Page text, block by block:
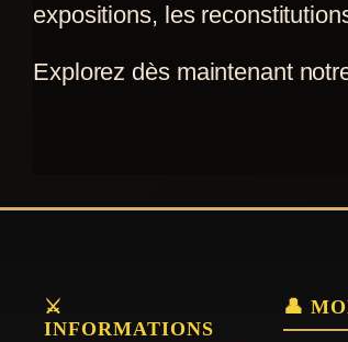
expositions, les
Explorez dès maintenant
⚔️
INFORMATIONS
👤